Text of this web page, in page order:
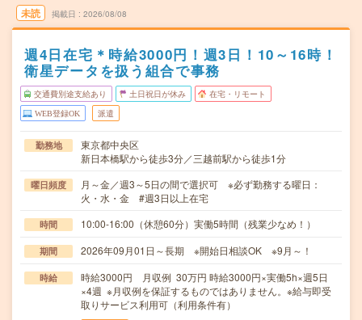
未読 掲載日 2026/08/08
週4日在宅＊時給3000円！週3日！10～16時！
衛星データを扱う組合で事務
交通費別途支給あり 土日祝日が休み 在宅・リモート
WEB登録OK 派遣
勤務地
東京都中央区
新日本橋駅から徒歩3分／三越前駅から徒歩1分
曜日頻度
月～金／週3～5日の間で選択可 ※必ず勤務する曜日：
火・水・金 #週3日以上在宅
時間 10:00-16:00（休憩60分）実働5時間（残業少なめ！）
期間 2026年09月01日～長期 ※開始日相談OK ※9月～！
時給
時給3000円 月収例 30万円 時給3000円×実働5h×週5日
×4週 ※月収例を保証するものではありません。※給与即受
取りサービス利用可（利用条件有）